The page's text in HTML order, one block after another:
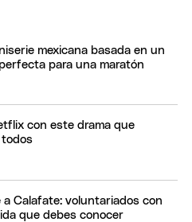
mexicana basada en un
para una maratón
con este drama que
todos
a Calafate: voluntariados con
que debes conocer